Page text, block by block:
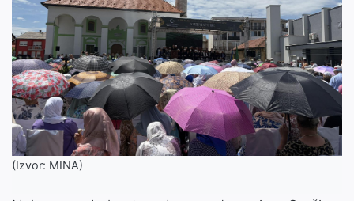
(Izvor: MINA)